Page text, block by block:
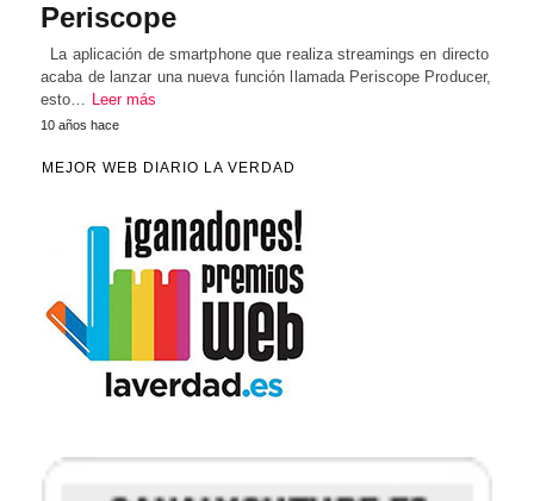
Periscope
La aplicación de smartphone que realiza streamings en directo
acaba de lanzar una nueva función llamada Periscope Producer,
esto… Leer más
10 años hace
MEJOR WEB DIARIO LA VERDAD